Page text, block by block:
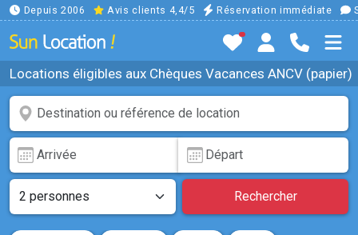
Depuis 2006 Avis clients 4,4/5 Réservation immédiate
Locations éligibles aux Chèques Vacances ANCV (papier)
Rechercher